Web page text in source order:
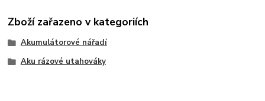
Zboží zařazeno v kategoriích
Akumulátorové nářadí
Aku rázové utahováky